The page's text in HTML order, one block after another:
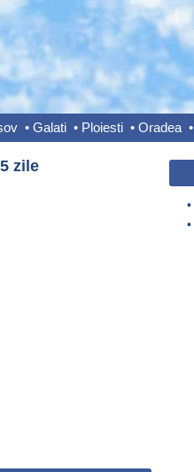
• Galati • Ploiesti • Oradea •
zile
•
•